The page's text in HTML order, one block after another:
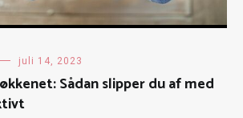
juli 14, 2023
Sådan slipper du af med